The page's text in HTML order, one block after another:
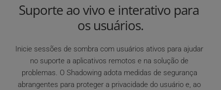
Suporte ao vivo e interativo para
os usuários.
Inicie sessões de sombra com usuários ativos para ajudar
no suporte a aplicativos remotos e na solução de
problemas. O Shadowing adota medidas de segurança
abrangentes para proteger a privacidade do usuário e, ao